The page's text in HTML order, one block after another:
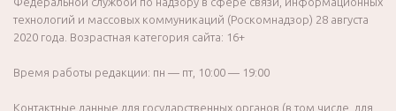
технологий и массовых коммуникаций (Роскомнадзор) 28 августа
2020 года. Возрастная категория сайта: 16+
Время работы редакции: пн — пт, 10:00 — 19:00
Контактные данные для государственных органов (в том числе, для